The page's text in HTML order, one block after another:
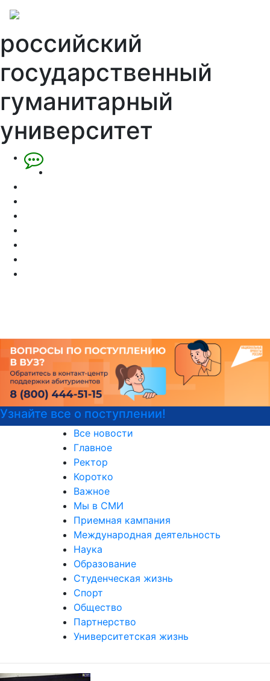
российский
государственный
гуманитарный
университет
Узнайте все о поступлении!
Все новости
Главное
Ректор
Коротко
Важное
Мы в СМИ
Приемная кампания
Международная деятельность
Наука
Образование
Студенческая жизнь
Спорт
Общество
Партнерство
Университетская жизнь